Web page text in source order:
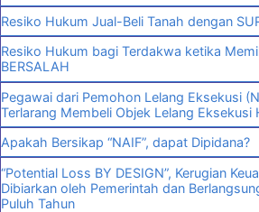
Resiko Hukum Jual-Beli Tanah dengan
Resiko Hukum bagi Terdakwa ketika
BERSALAH
Pegawai dari Pemohon Lelang Eksekusi
Terlarang Membeli Objek Lelang Eksekusi
Apakah Bersikap “NAIF”, dapat Dipidana?
“Potential Loss BY DESIGN”, Kerugian
Dibiarkan oleh Pemerintah dan
Puluh Tahun